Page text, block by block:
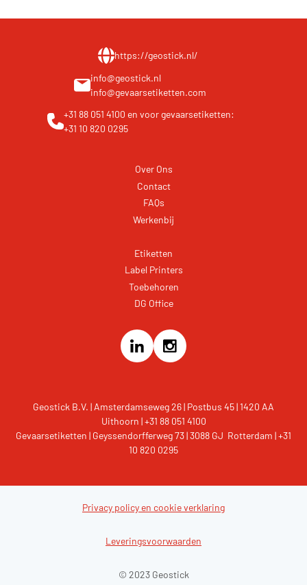
https://geostick.nl/
info@geostick.nl
info@gevaarsetiketten.com
+31 88 051 4100 en voor gevaarsetiketten:
+31 10 820 0295
Over Ons
Contact
FAQs
Werkenbij
Etiketten
Label Printers
Toebehoren
DG Office
Geostick B.V. | Amsterdamseweg 26 | Postbus 45 | 1420 AA
Uithoorn | +31 88 051 4100
Gevaarsetiketten | Geyssendorfferweg 73 | 3088 GJ Rotterdam | +31
10 820 0295
Privacy policy en cookie verklaring
Leveringsvoorwaarden
© 2023 Geostick